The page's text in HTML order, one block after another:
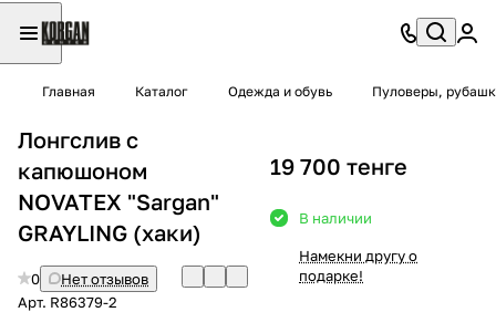
Главная Каталог Одежда и обувь Пуловеры,
Лонгслив с
капюшоном
NOVATEX "Sargan"
GRAYLING (хаки)
0
Нет отзывов
Арт. R86379-2
19 700 тенге
В наличии
Намекни другу о
подарке!